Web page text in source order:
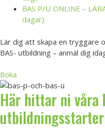
BAS P/U ONLINE –
dagar)
Lär dig att skapa en tryggare
BAS- utbildning – anmäl dig
Boka
Här hittar ni våra
utbildningsstarter